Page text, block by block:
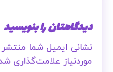
دیدگاهتان را بنویسید
نشانی ایمیل شما
موردنیاز علامت‌گذاری